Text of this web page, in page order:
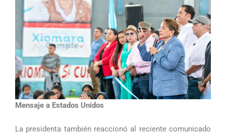
Mensaje a Estados Unidos
La presidenta también reaccionó al reciente comunicado